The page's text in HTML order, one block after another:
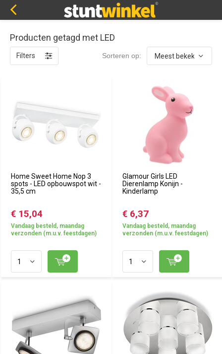
Producten getagd met LED
Filters Sorteren op:
Home Sweet Home Nop 3
spots - LED opbouwspot wit -
35,5 cm
€ 15,04
Vandaag besteld, maandag
verzonden (m.u.v. feestdagen)
Glamour Girls LED
Dierenlamp Konijn -
Kinderlamp
€ 6,37
Vandaag besteld, maandag
verzonden (m.u.v. feestdagen)